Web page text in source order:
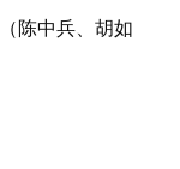
陈中兵、胡如